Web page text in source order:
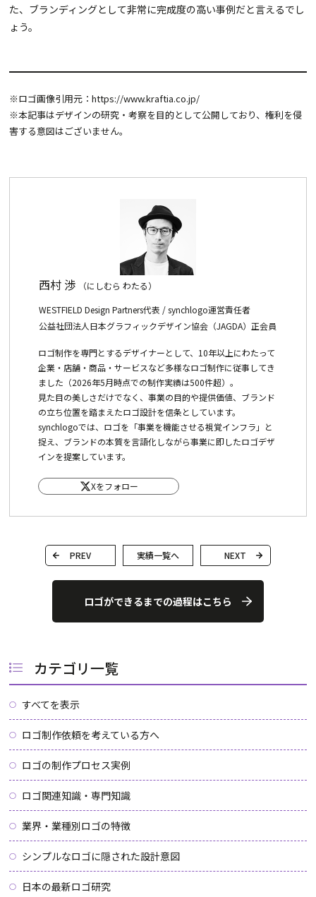
た、ブランディングとして非常に完成度の高い事例だと言えるでし
ょう。
※ロゴ画像引用元：https://www.kraftia.co.jp/
※本記事はデザインの研究・考察を目的として公開しており、権利を侵
害する意図はございません。
西村 渉
（にしむら わたる）
WESTFIELD Design Partners代表 / synchlogo運営責任者
公益社団法人日本グラフィックデザイン協会（JAGDA）正会員
ロゴ制作を専門とするデザイナーとして、10年以上にわたって
企業・店舗・商品・サービスなど多様なロゴ制作に従事してき
ました（2026年5月時点での制作実績は500件超）。
見た目の美しさだけでなく、事業の目的や提供価値、ブランド
の立ち位置を踏まえたロゴ設計を信条としています。
synchlogoでは、ロゴを「事業を機能させる視覚インフラ」と
捉え、ブランドの本質を言語化しながら事業に即したロゴデザ
インを提案しています。
Xをフォロー
PREV 実績一覧へ NEXT
ロゴができるまでの過程はこちら
カテゴリ一覧
すべてを表示
ロゴ制作依頼を考えている方へ
ロゴの制作プロセス実例
ロゴ関連知識・専門知識
業界・業種別ロゴの特徴
シンプルなロゴに隠された設計意図
日本の最新ロゴ研究